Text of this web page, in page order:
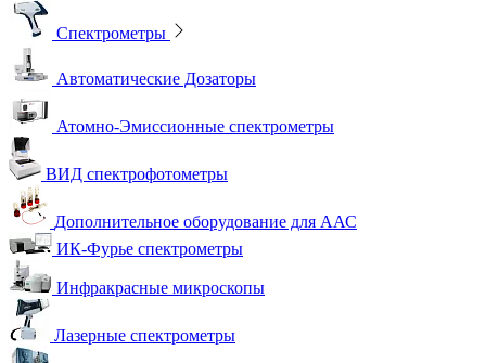
Спектрометры
Автоматические Дозаторы
Атомно-Эмиссионные спектрометры
ВИД спектрофотометры
Дополнительное оборудование для ААС
ИК-Фурье спектрометры
Инфракрасные микроскопы
Лазерные спектрометры